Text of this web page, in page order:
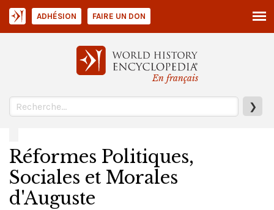
En français
❯
ADHÉSION FAIRE UN DON
Réformes Politiques,
Sociales et Morales
d'Auguste